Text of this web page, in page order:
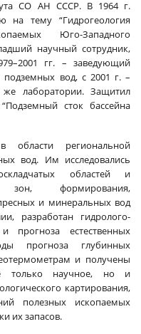
СО АН СССР. В 1964 г.
на тему “Гидрогеология
Юго-Западного
научный сотрудник,
гг. – заведующий
вод, с 2001 г. –
лаборатории. Защитил
сток бассейна
региональной
вод. Им исследовались
областей и
зон, формирования,
и минеральных вод
разработан гидролого-
прогноза естественных
прогноза глубинных
и получены
только научное, но и
картирования,
полезных ископаемых
их запасов.